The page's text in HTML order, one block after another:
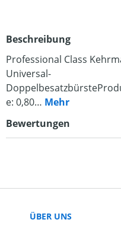
Beschreibung
Professional Class
Universal-
e: 0,80… Mehr
Bewertungen
ÜBER UNS